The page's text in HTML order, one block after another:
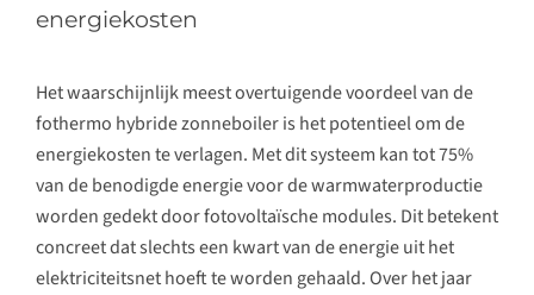
energiekosten
Het waarschijnlijk meest overtuigende voordeel van de
fothermo hybride zonneboiler is het potentieel om de
energiekosten te verlagen. Met dit systeem kan tot 75%
van de benodigde energie voor de warmwaterproductie
worden gedekt door fotovoltaïsche modules. Dit betekent
concreet dat slechts een kwart van de energie uit het
elektriciteitsnet hoeft te worden gehaald. Over het jaar